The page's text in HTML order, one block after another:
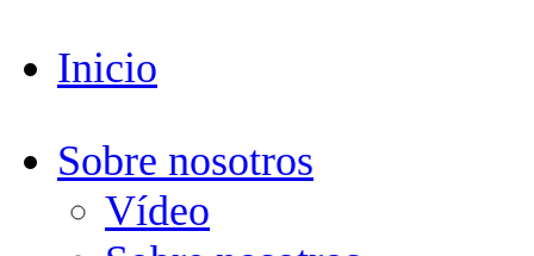
Inicio
Sobre nosotros
Vídeo